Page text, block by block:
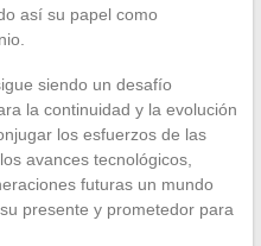
así su papel como
siendo un desafío
la continuidad y la evolución
los esfuerzos de las
avances tecnológicos,
futuras un mundo
presente y prometedor para